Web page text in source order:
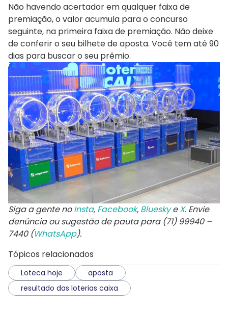
Não havendo acertador em qualquer faixa de
premiação, o valor acumula para o concurso
seguinte, na primeira faixa de premiação. Não deixe
de conferir o seu bilhete de aposta. Você tem até 90
dias para buscar o seu prêmio.
Siga a gente noInsta, Facebook, BlueskyeX. Envie
denúncia ou sugestão de pauta para (71) 99940 –
7440 (WhatsApp).
Tópicos relacionados
Loteca hoje
aposta
resultado das loterias caixa